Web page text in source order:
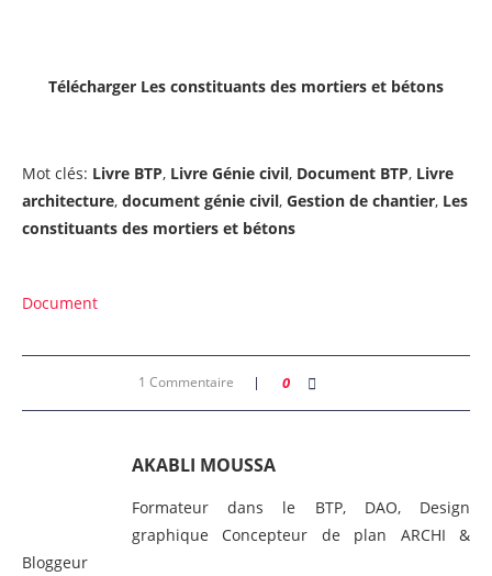
Télécharger Les constituants des mortiers et bétons
Mot clés: Livre BTP, Livre Génie civil, Document BTP, Livre
architecture, document génie civil, Gestion de chantier, Les
constituants des mortiers et bétons
Document
1 Commentaire 0
AKABLI MOUSSA
Formateur dans le BTP, DAO, Design
graphique Concepteur de plan ARCHI &
Bloggeur